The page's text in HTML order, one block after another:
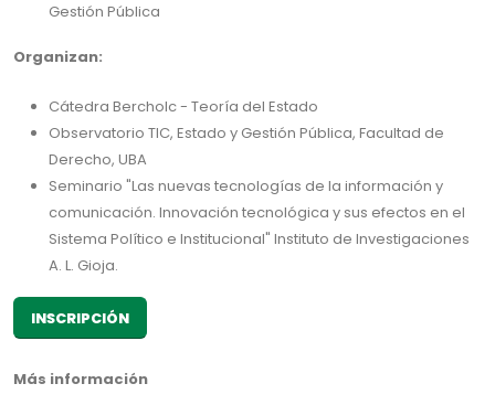
Gestión Pública
Organizan:
Cátedra Bercholc - Teoría del Estado
Observatorio TIC, Estado y Gestión Pública, Facultad de
Derecho, UBA
Seminario "Las nuevas tecnologías de la información y
comunicación. Innovación tecnológica y sus efectos en el
Sistema Político e Institucional" Instituto de Investigaciones
A. L. Gioja.
INSCRIPCIÓN
Más información